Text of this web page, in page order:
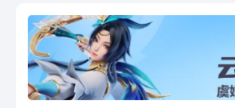
最新...